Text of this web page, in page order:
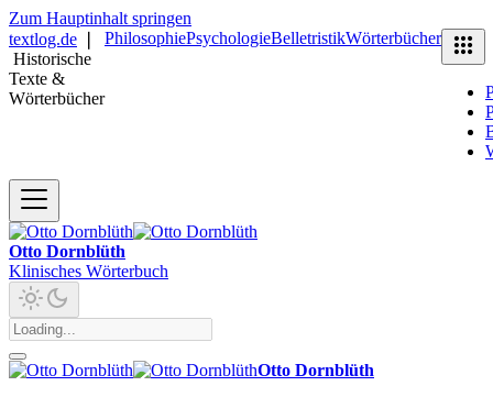
Zum Hauptinhalt springen
textlog.de
Historische
Texte &
Wörterbücher
PhilosophiePsychologieBelletristikWörterbücher
Otto Dornblüth
Klinisches Wörterbuch
Otto Dornblüth